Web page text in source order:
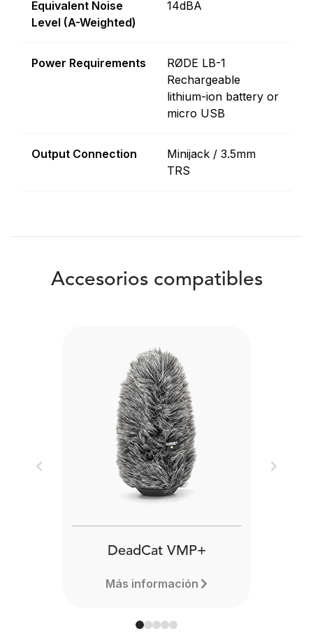
Equivalent Noise
Level (A-Weighted)
14dBA
Power Requirements
RØDE LB-1
Rechargeable
lithium-ion battery or
micro USB
Output Connection
Minijack / 3.5mm
TRS
Accesorios compatibles
DeadCat VMP+
Más información
Previous Next